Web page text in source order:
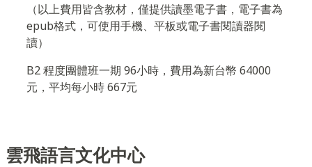
（以上費用皆含教材，僅提供讀墨電子書，電子書為
epub格式，可使用手機、平板或電子書閱讀器閱
讀）
B2 程度團體班一期 96小時，費用為新台幣 64000
元，平均每小時 667元
雲飛語言文化中心